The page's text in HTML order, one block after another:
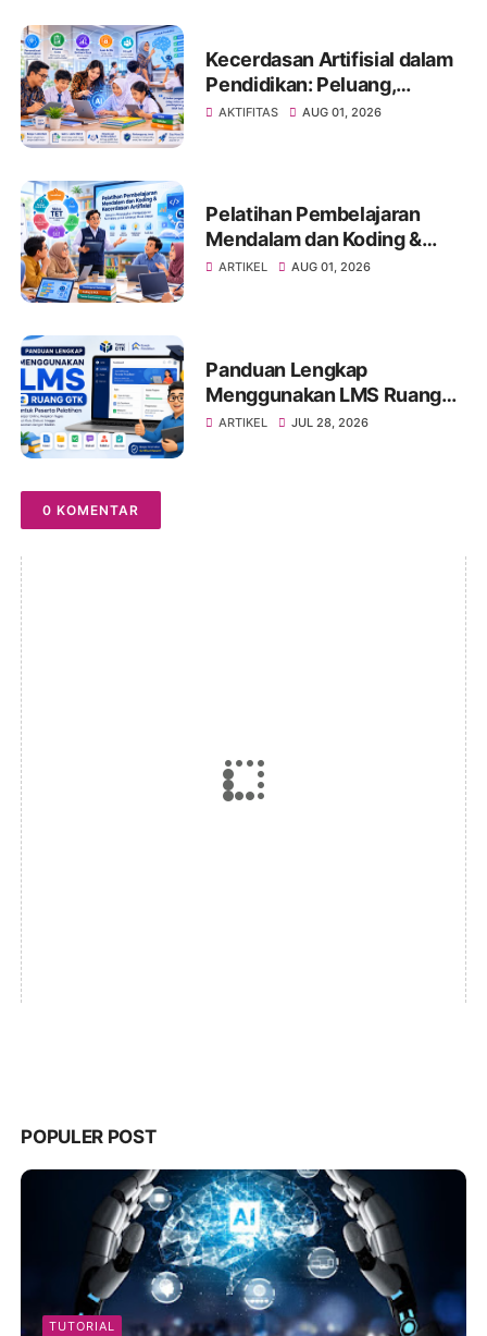
Pendidikan
Kecerdasan Artifisial dalam
Pendidikan: Peluang,
Tantangan, dan Strategi
AKTIFITAS AUG 01, 2026
Pelatihan Pembelajaran
Mendalam dan Koding &
Kecerdasan Artifisial:
Pendidikan
ARTIKEL AUG 01, 2026
Panduan Lengkap
Menggunakan LMS Ruang
GTK untuk Peserta
ARTIKEL JUL 28, 2026
0 KOMENTAR
POPULER POST
TUTORIAL